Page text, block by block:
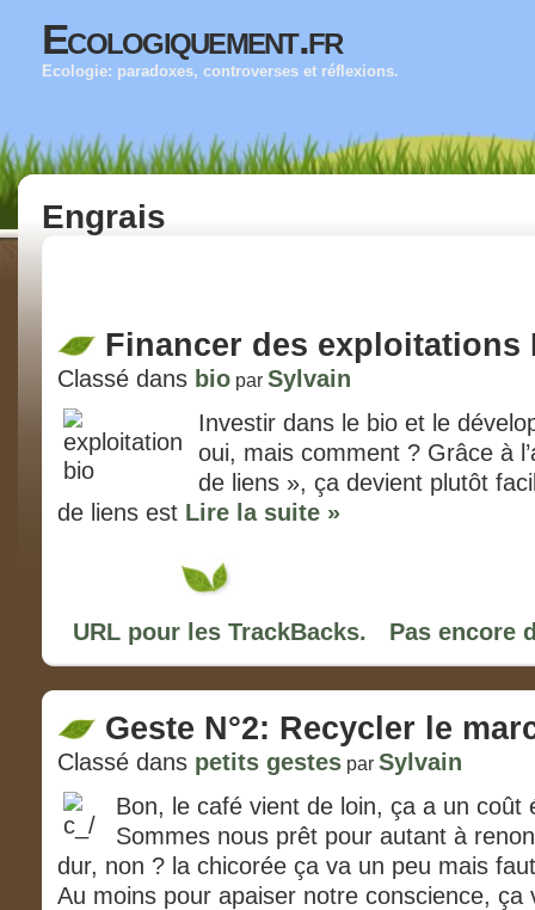
Ecologiquement.fr
Ecologie: paradoxes, controverses et réflexions.
Engrais
Financer des exploitations
Classé dans bio par Sylvain
Investir dans le bio et le
oui, mais comment ? Grâce à
de liens », ça devient plutôt
de liens est Lire la suite »
URL pour les TrackBacks. Pas encore
Geste N°2: Recycler le
Classé dans petits gestes par Sylvain
Bon, le café vient de loin, ça a un coût
Sommes nous prêt pour autant à
dur, non ? la chicorée ça va un peu mais
Au moins pour apaiser notre conscience, ça